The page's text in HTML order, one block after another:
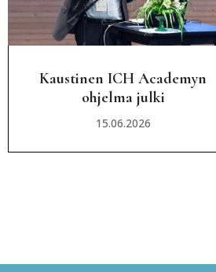
Kaustinen ICH Academyn
ohjelma julki
15.06.2026